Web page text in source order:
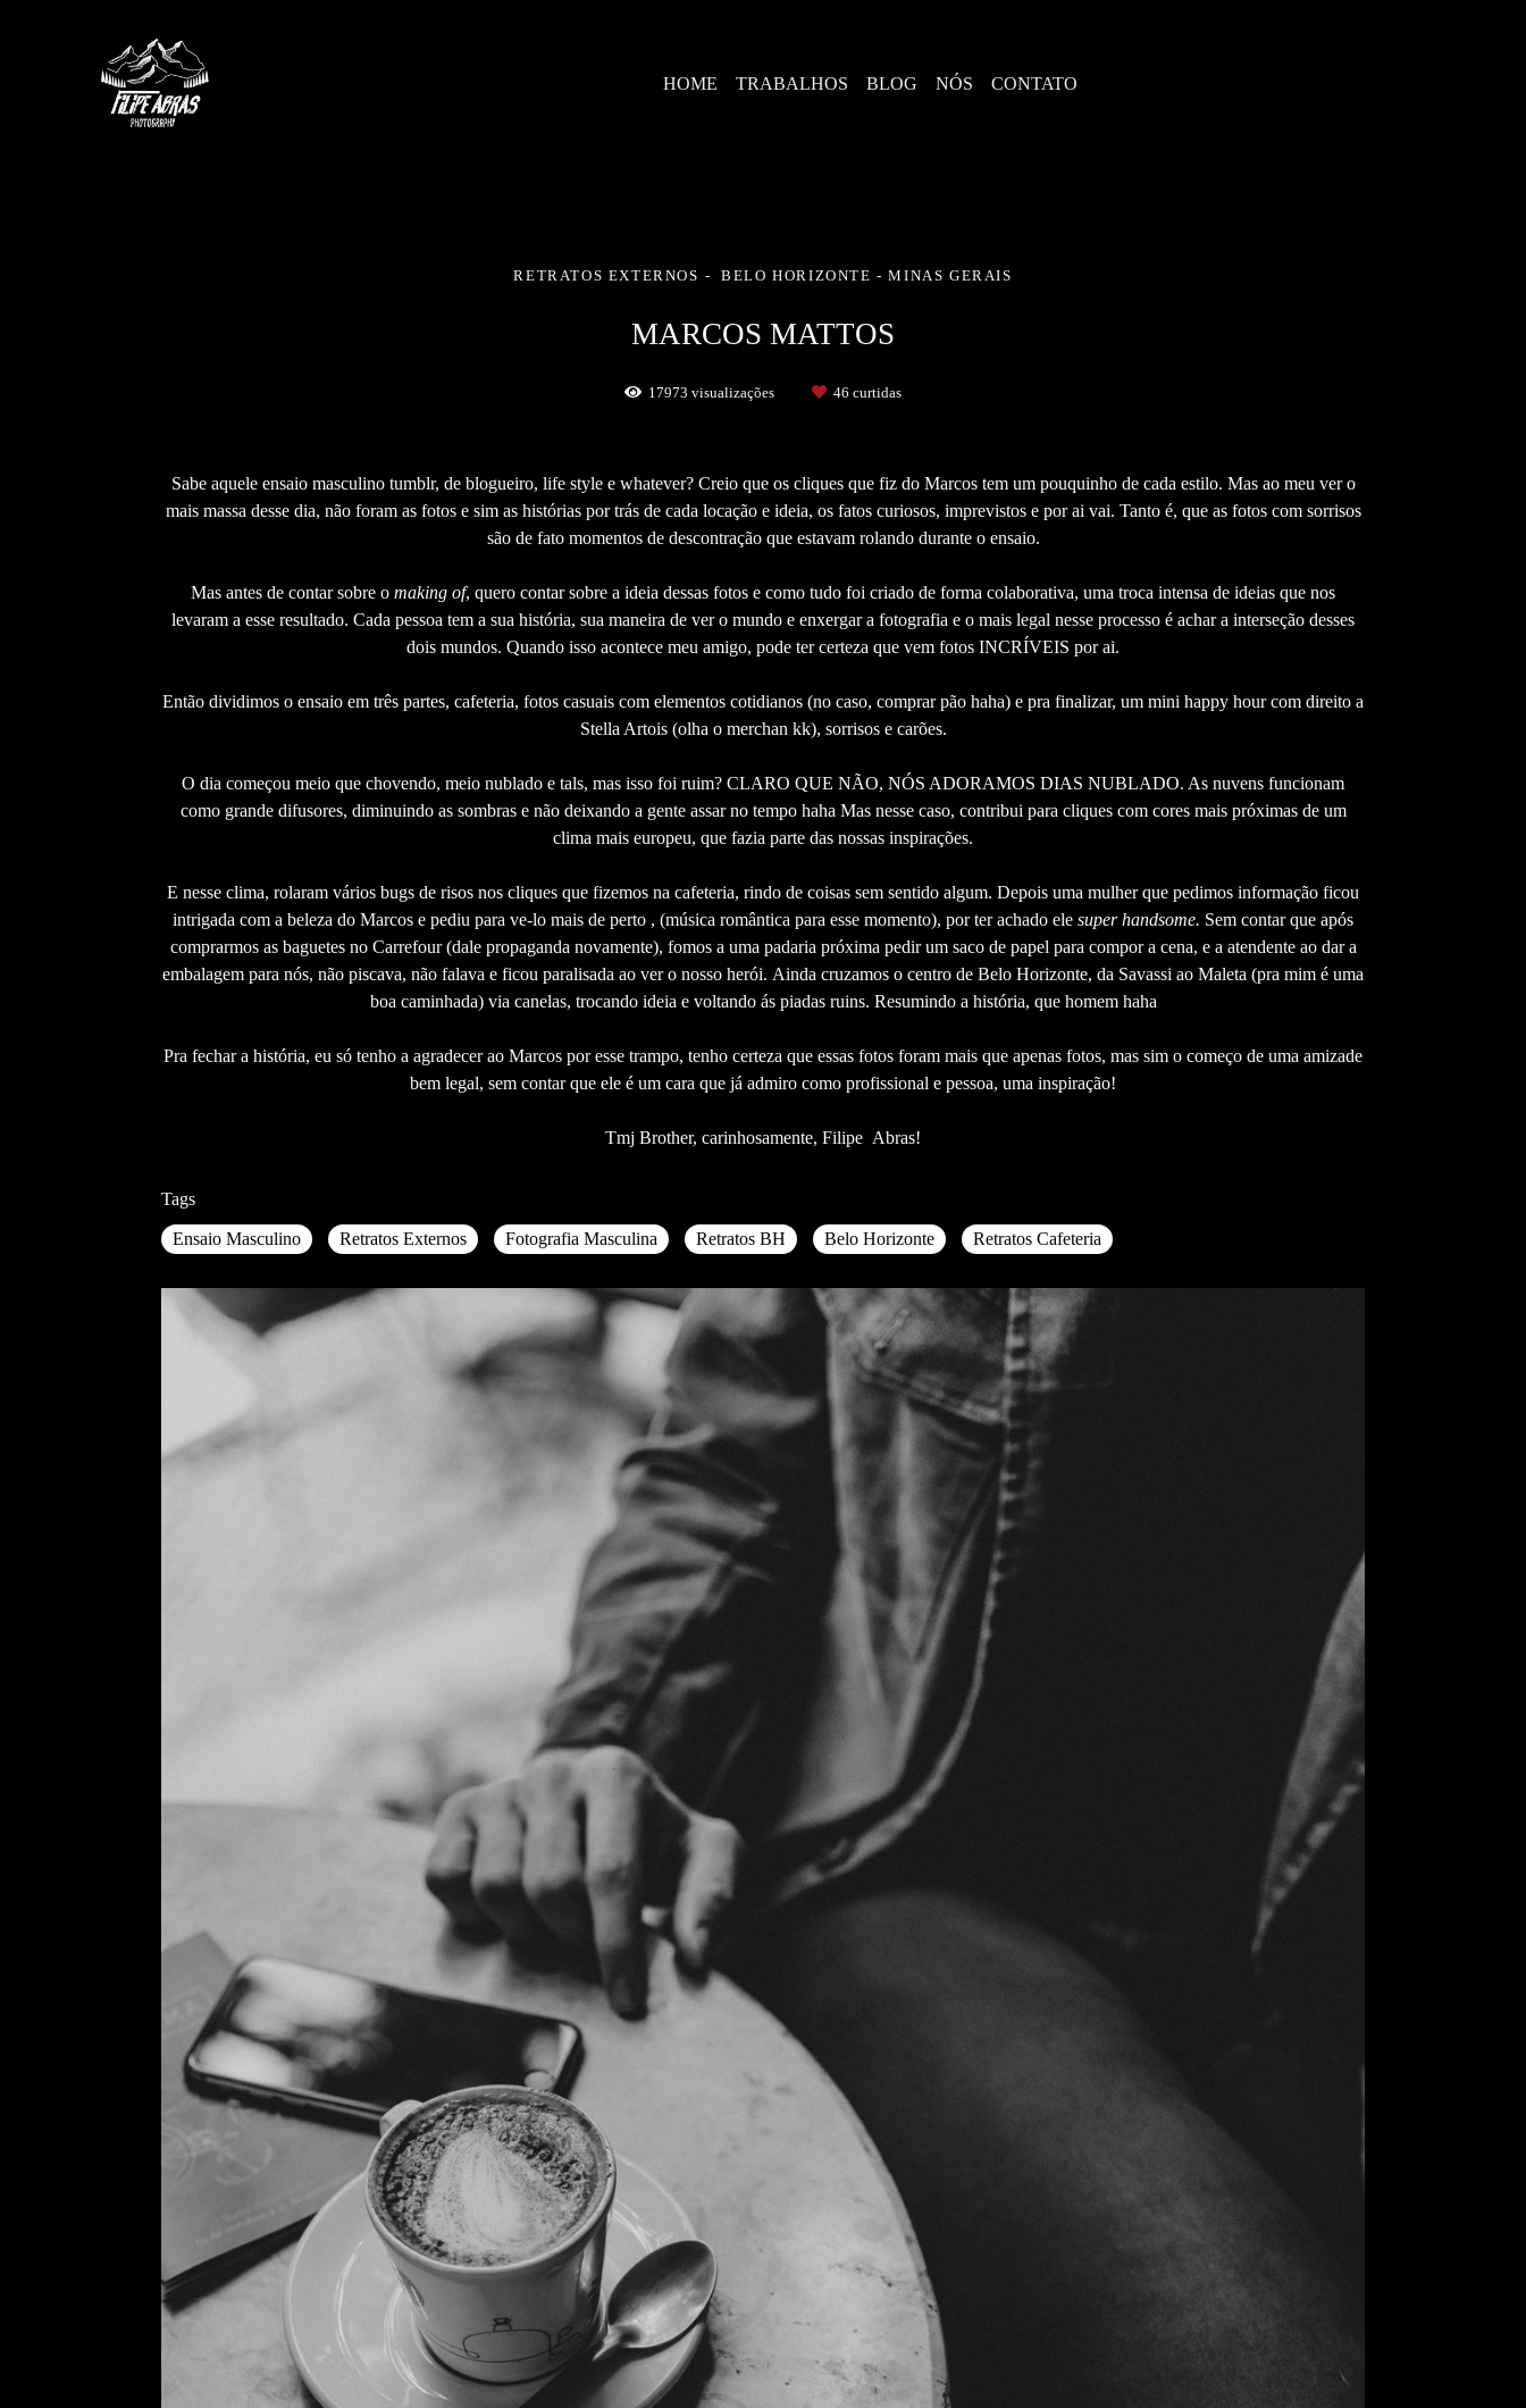
HOME TRABALHOS BLOG NÓS CONTATO
RETRATOS EXTERNOS BELO HORIZONTE - MINAS GERAIS
MARCOS MATTOS
17973 visualizações 46 curtidas
Sabe aquele ensaio masculino tumblr, de blogueiro, life style e whatever? Creio que os cliques que fiz do Marcos tem um pouquinho de cada estilo. Mas ao meu ver o
mais massa desse dia, não foram as fotos e sim as histórias por trás de cada locação e ideia, os fatos curiosos, imprevistos e por ai vai. Tanto é, que as fotos com sorrisos
são de fato momentos de descontração que estavam rolando durante o ensaio.
Mas antes de contar sobre o making of, quero contar sobre a ideia dessas fotos e como tudo foi criado de forma colaborativa, uma troca intensa de ideias que nos
levaram a esse resultado. Cada pessoa tem a sua história, sua maneira de ver o mundo e enxergar a fotografia e o mais legal nesse processo é achar a interseção desses
dois mundos. Quando isso acontece meu amigo, pode ter certeza que vem fotos INCRÍVEIS por ai.
Então dividimos o ensaio em três partes, cafeteria, fotos casuais com elementos cotidianos (no caso, comprar pão haha) e pra finalizar, um mini happy hour com direito a
Stella Artois (olha o merchan kk), sorrisos e carões.
O dia começou meio que chovendo, meio nublado e tals, mas isso foi ruim? CLARO QUE NÃO, NÓS ADORAMOS DIAS NUBLADO. As nuvens funcionam
como grande difusores, diminuindo as sombras e não deixando a gente assar no tempo haha Mas nesse caso, contribui para cliques com cores mais próximas de um
clima mais europeu, que fazia parte das nossas inspirações.
E nesse clima, rolaram vários bugs de risos nos cliques que fizemos na cafeteria, rindo de coisas sem sentido algum. Depois uma mulher que pedimos informação ficou
intrigada com a beleza do Marcos e pediu para ve-lo mais de perto , (música romântica para esse momento), por ter achado ele super handsome. Sem contar que após
comprarmos as baguetes no Carrefour (dale propaganda novamente), fomos a uma padaria próxima pedir um saco de papel para compor a cena, e a atendente ao dar a
embalagem para nós, não piscava, não falava e ficou paralisada ao ver o nosso herói. Ainda cruzamos o centro de Belo Horizonte, da Savassi ao Maleta (pra mim é uma
boa caminhada) via canelas, trocando ideia e voltando ás piadas ruins. Resumindo a história, que homem haha
Pra fechar a história, eu só tenho a agradecer ao Marcos por esse trampo, tenho certeza que essas fotos foram mais que apenas fotos, mas sim o começo de uma amizade
bem legal, sem contar que ele é um cara que já admiro como profissional e pessoa, uma inspiração!
Tmj Brother, carinhosamente, Filipe Abras!
Tags
Ensaio Masculino Retratos Externos Fotografia Masculina Retratos BH Belo Horizonte Retratos Cafeteria